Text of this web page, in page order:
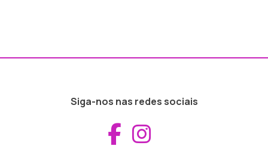
Siga-nos nas redes sociais
Aceder ao